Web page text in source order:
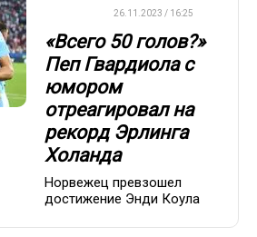
26.11.2023 / 16:25
«Всего 50 голов?»
Пеп Гвардиола с
юмором
отреагировал на
рекорд Эрлинга
Холанда
Норвежец превзошел
достижение Энди Коула